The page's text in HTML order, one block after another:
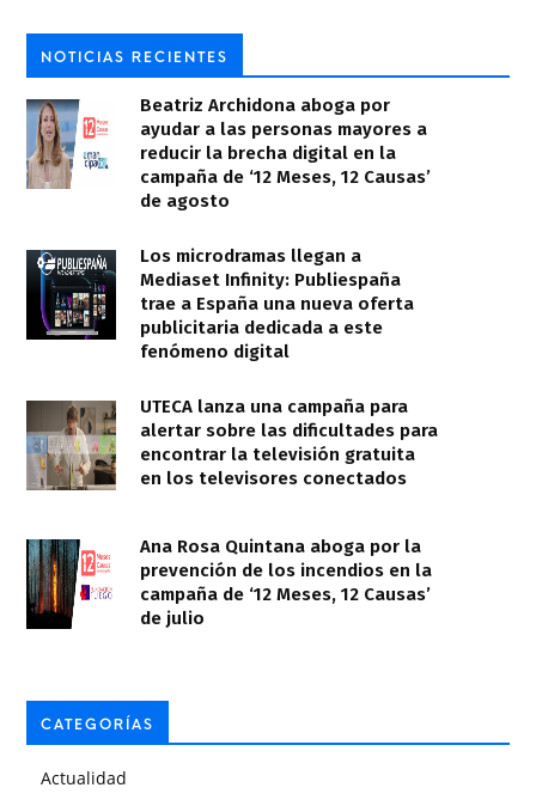
NOTICIAS RECIENTES
Beatriz Archidona aboga por
ayudar a las personas mayores a
reducir la brecha digital en la
campaña de ‘12 Meses, 12 Causas’
de agosto
Los microdramas llegan a
Mediaset Infinity: Publiespaña
trae a España una nueva oferta
publicitaria dedicada a este
fenómeno digital
UTECA lanza una campaña para
alertar sobre las dificultades para
encontrar la televisión gratuita
en los televisores conectados
Ana Rosa Quintana aboga por la
prevención de los incendios en la
campaña de ‘12 Meses, 12 Causas’
de julio
CATEGORÍAS
Actualidad